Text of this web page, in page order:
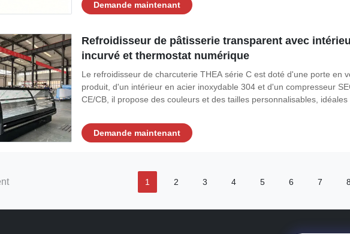
Demande maintenant
Refroidisseur de pâtisserie transparent avec
incurvé et thermostat numérique
Le refroidisseur de charcuterie THEA série C est doté d'une porte en
produit, d'un intérieur en acier inoxydable 304 et d'un compresseur
CE/CB, il propose des couleurs et des tailles personnalisables,
Demande maintenant
1 2 3 4 5 6 7 8